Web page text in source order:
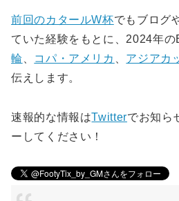
前回のカタールW杯でもブログ
ていた経験をもとに、2024年
輪 、 コパ・アメリカ 、 アジアカ
伝えします。
速報的な情報はTwitterでお知ら
ーしてください！